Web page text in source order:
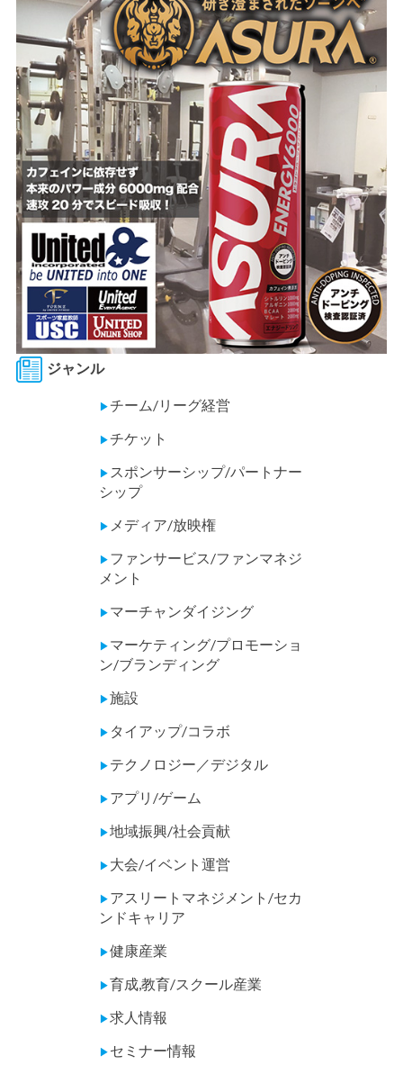
ジャンル
▶チーム/リーグ経営
▶チケット
▶ スポンサーシップ/パートナー
シップ
▶ メディア/放映権
▶ ファンサービス/ファンマネジ
メント
▶ マーチャンダイジング
▶ マーケティング/プロモーショ
ン/ブランディング
▶施設
▶ タイアップ/コラボ
▶ テクノロジー／デジタル
▶ アプリ/ゲーム
▶地域振興/社会貢献
▶ 大会/イベント運営
▶ アスリートマネジメント/セカ
ンドキャリア
▶健康産業
▶育成,教育/スクール産業
▶求人情報
▶ セミナー情報